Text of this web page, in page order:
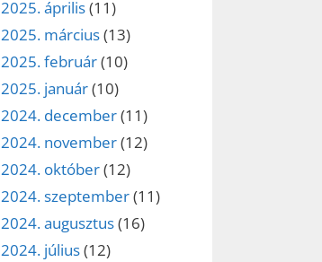
2025. április(11)
2025. március(13)
2025. február(10)
2025. január(10)
2024. december(11)
2024. november(12)
2024. október(12)
2024. szeptember(11)
2024. augusztus(16)
2024. július(12)